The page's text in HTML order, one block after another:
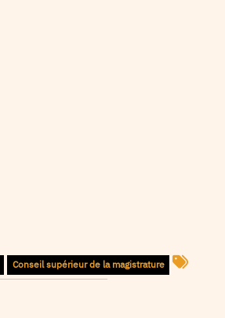
Conseil supérieur de la magistrature